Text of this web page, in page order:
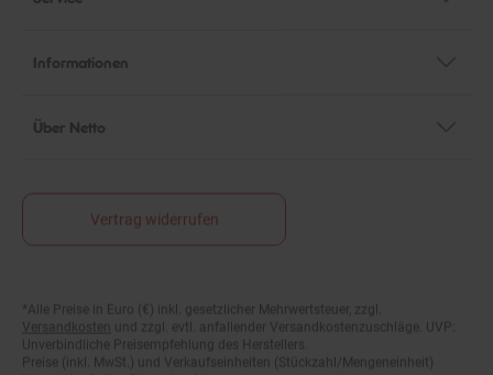
Über Netto
Fußnoten
Versandkosten und zzgl. evtl. anfallender Versandkostenzuschläge. UVP:
Unverbindliche Preisempfehlung des Herstellers.
Preise (inkl. MwSt.) und Verkaufseinheiten (Stückzahl/Mengeneinheit)
können im Online-Shop abweichen.